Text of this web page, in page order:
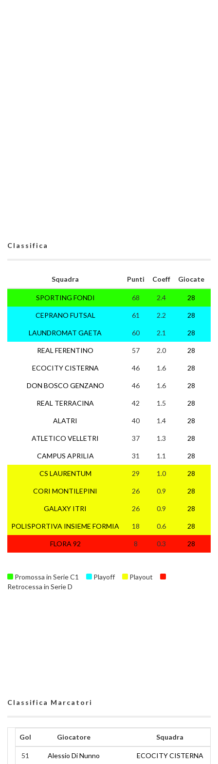
Classifica
Squadra
SPORTING FONDI
CEPRANO FUTSAL
LAUNDROMAT GAETA
REAL FERENTINO
ECOCITY CISTERNA
DON BOSCO GENZANO
REAL TERRACINA
ALATRI
ATLETICO VELLETRI
CAMPUS APRILIA
CS LAURENTUM
CORI MONTILEPINI
GALAXY ITRI
POLISPORTIVA INSIEME FORMIA
FLORA 92
Punti Coeff Giocate
68 2.4 28
61 2.2 28
60 2.1 28
57 2.0 28
46 1.6 28
46 1.6 28
42 1.5 28
40 1.4 28
37 1.3 28
31 1.1 28
29 1.0 28
26 0.9 28
26 0.9 28
18 0.6 28
8 0.3 28
Promossa in Serie C1 Playoff
Playout
Retrocessa in Serie D
Classifica Marcatori
Gol Giocatore Squadra
51 Alessio Di Nunno ECOCITY CISTERNA